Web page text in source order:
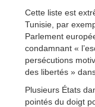
Cette liste est
Tunisie, par
Parlement
condamnant «
persécutions
des libertés »
Plusieurs États
pointés du doigt